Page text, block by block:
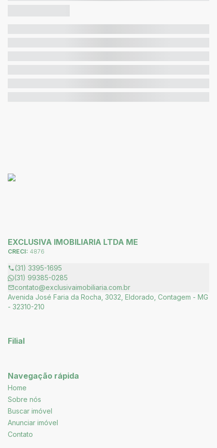
EXCLUSIVA IMOBILIARIA LTDA ME
CRECI: 4876
(31) 3395-1695
(31) 99385-0285
contato@exclusivaimobiliaria.com.br
Avenida José Faria da Rocha, 3032, Eldorado, Contagem - MG
- 32310-210
Filial
Navegação rápida
Home
Sobre nós
Buscar imóvel
Anunciar imóvel
Contato